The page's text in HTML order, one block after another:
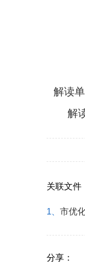
解读
解读
关联文件
1、 市优
分享：